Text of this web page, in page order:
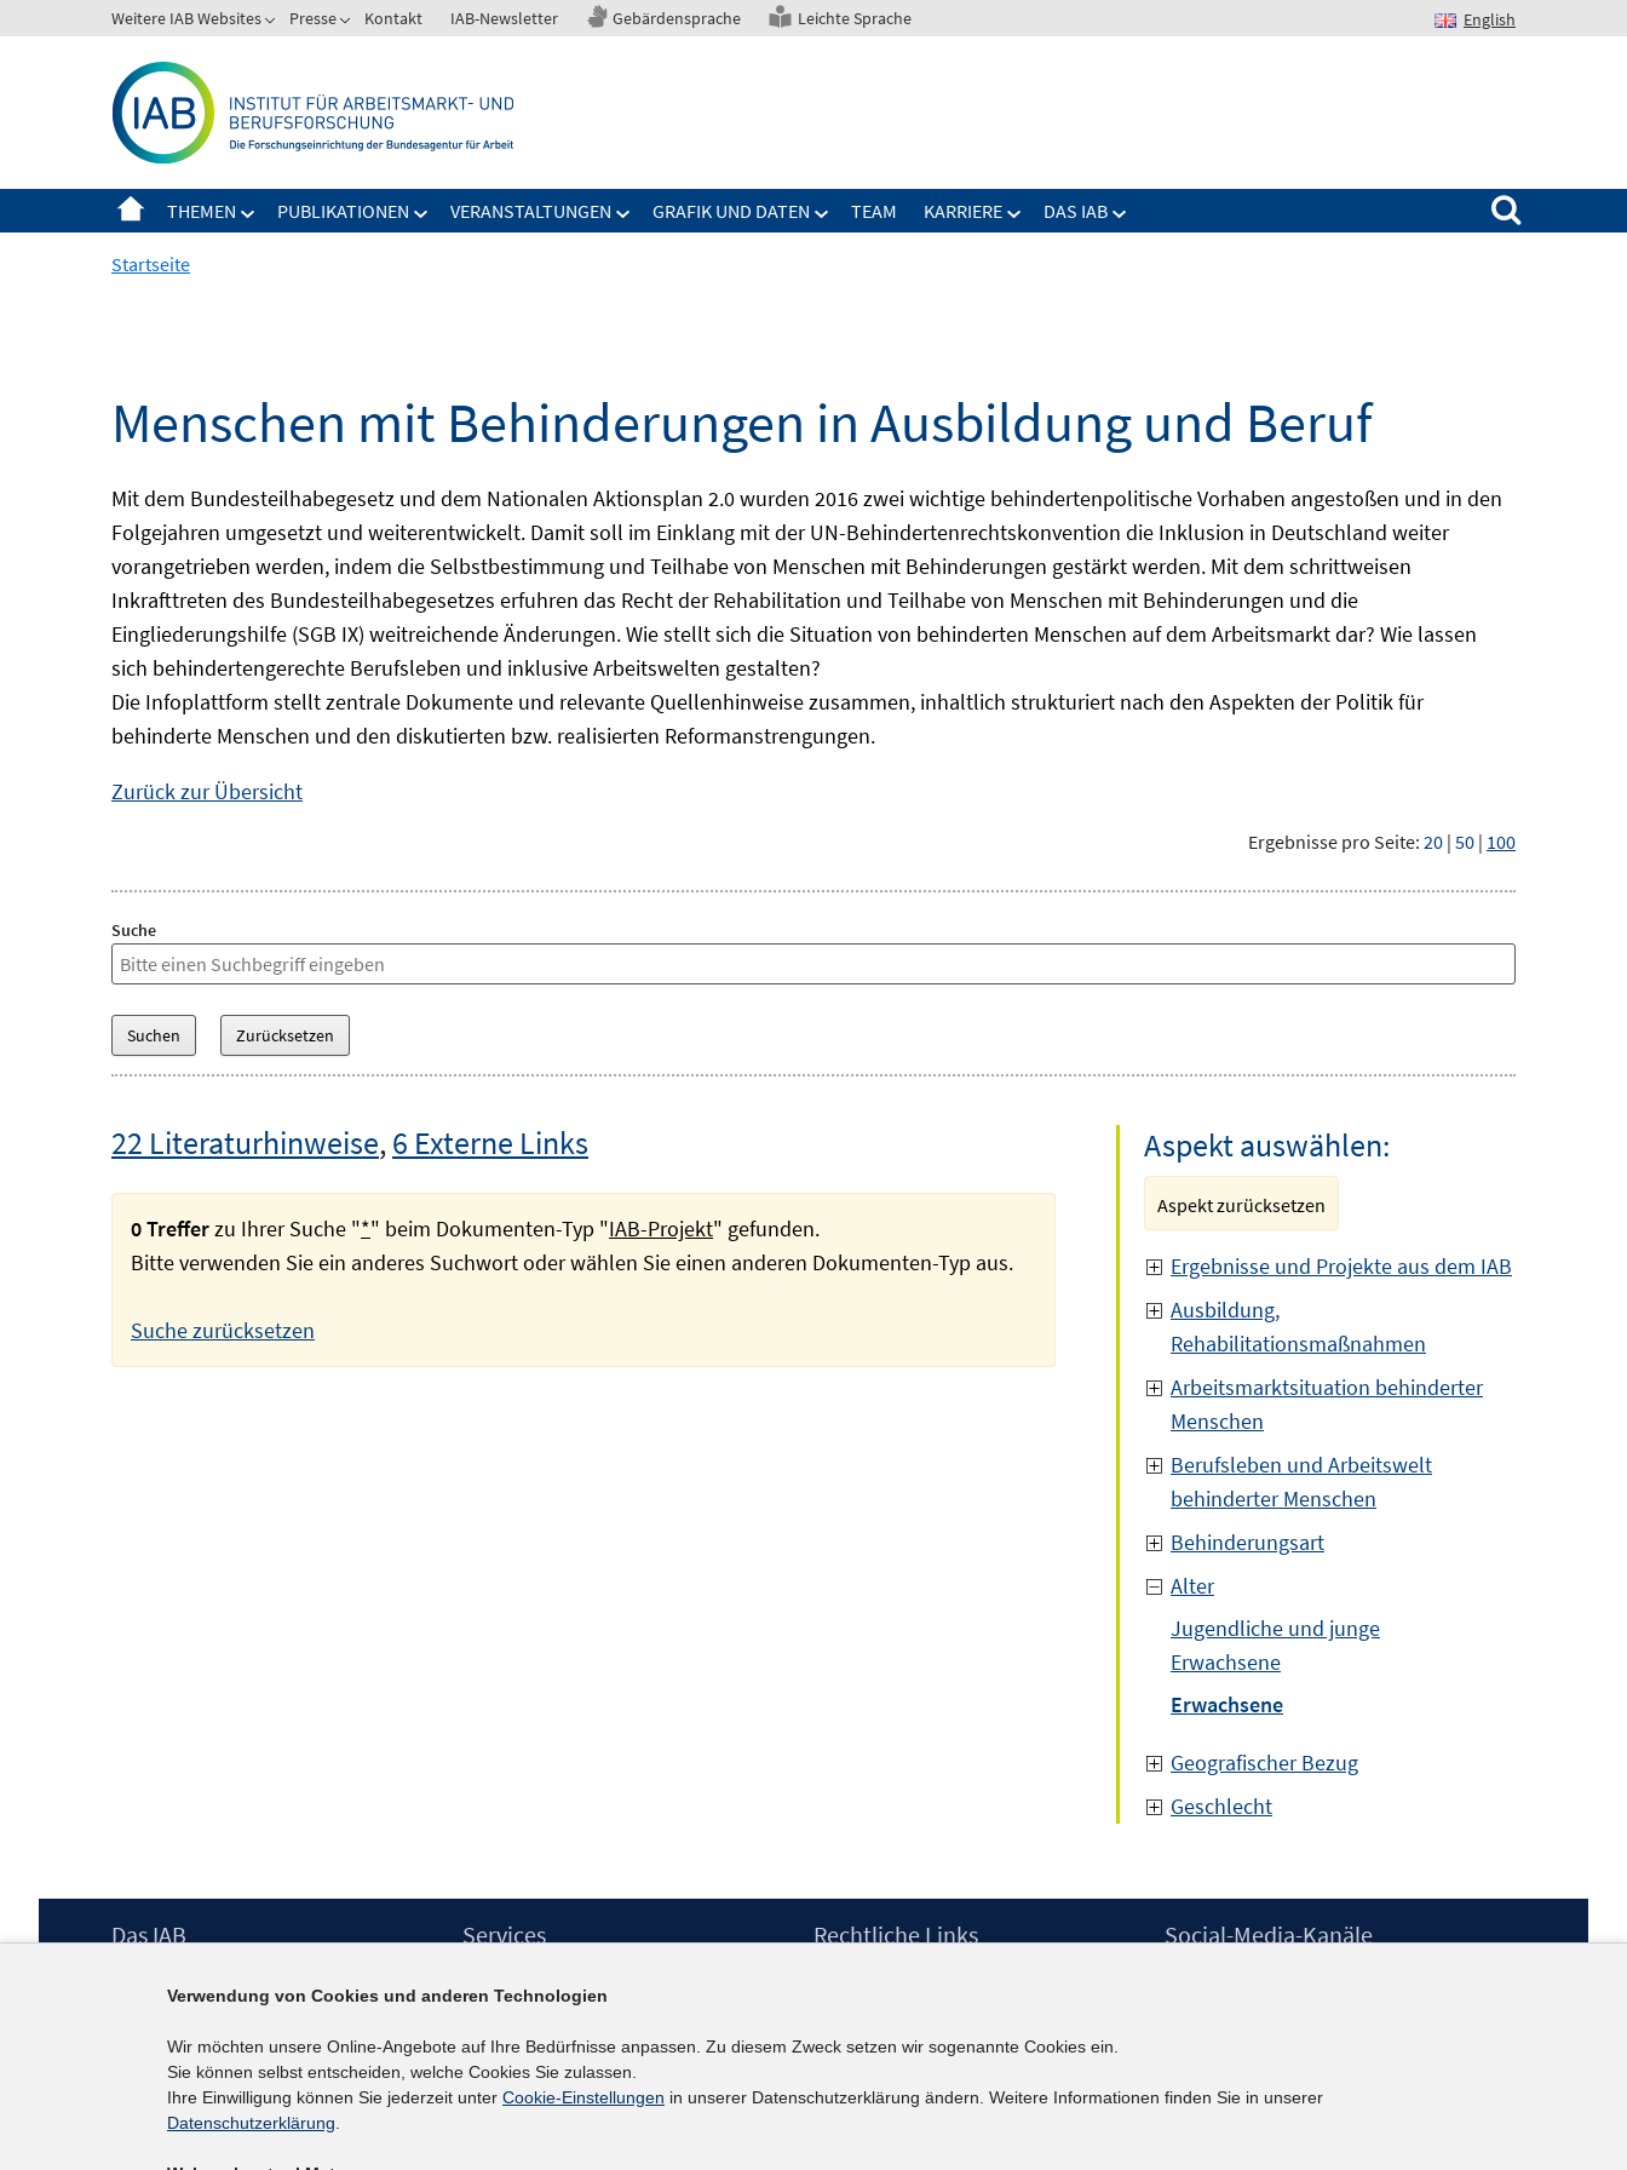
zum
Weitere IAB Websites Presse Kontakt IAB-Newsletter Gebärdensprache Leichte Sprache English
THEMEN PUBLIKATIONEN VERANSTALTUNGEN GRAFIK UND DATEN TEAM KARRIERE DAS IAB
Suchen nach:
Startseite
Menschen mit Behinderungen in Ausbildung und Beruf
Mit dem Bundesteilhabegesetz und dem Nationalen Aktionsplan 2.0 wurden 2016 zwei wichtige behindertenpolitische Vorhaben angestoßen und in den
Folgejahren umgesetzt und weiterentwickelt. Damit soll im Einklang mit der UN-Behindertenrechtskonvention die Inklusion in Deutschland weiter
vorangetrieben werden, indem die Selbstbestimmung und Teilhabe von Menschen mit Behinderungen gestärkt werden. Mit dem schrittweisen
Inkrafttreten des Bundesteilhabegesetzes erfuhren das Recht der Rehabilitation und Teilhabe von Menschen mit Behinderungen und die
Eingliederungshilfe (SGB IX) weitreichende Änderungen. Wie stellt sich die Situation von behinderten Menschen auf dem Arbeitsmarkt dar? Wie lassen
sich behindertengerechte Berufsleben und inklusive Arbeitswelten gestalten?
Die Infoplattform stellt zentrale Dokumente und relevante Quellenhinweise zusammen, inhaltlich strukturiert nach den Aspekten der Politik für
behinderte Menschen und den diskutierten bzw. realisierten Reformanstrengungen.
Zurück zur Übersicht
Ergebnisse pro Seite: 20 | 50 | 100
Suche
22 Literaturhinweise,6 Externe Links
0 Trefferzu Ihrer Suche "*" beim Dokumenten-Typ "IAB-Projekt" gefunden.
Bitte verwenden Sie ein anderes Suchwort oder wählen Sie einen anderen Dokumenten-Typ aus.
Suche zurücksetzen
Aspekt auswählen:
Aspekt zurücksetzen
Ergebnisse und Projekte aus dem IAB
Ausbildung,
Rehabilitationsmaßnahmen
Arbeitsmarktsituation behinderter
Menschen
Berufsleben und Arbeitswelt
behinderter Menschen
Behinderungsart
Alter
Jugendliche und junge
Erwachsene
Erwachsene
Geografischer Bezug
Geschlecht
Footer
Das IAB
Berufsforschung (IAB) – unser Leitbild
Institutsleitung
Graduiertenprogramm
Befragungen
Projekte
Services
IAB-Newsletter
Kontakt
Rechtliche Links
Erklärung zur Barrierefreiheit
Social-Media-Kanäle
kununu
Verwendung von Cookies und anderen Technologien
Wir möchten unsere Online-Angebote auf Ihre Bedürfnisse anpassen. Zu diesem Zweck setzen wir sogenannte Cookies ein.
Sie können selbst entscheiden, welche Cookies Sie zulassen.
Ihre Einwilligung können Sie jederzeit unter Cookie-Einstellungen in unserer Datenschutzerklärung ändern. Weitere Informationen finden Sie in unserer
Datenschutzerklärung.